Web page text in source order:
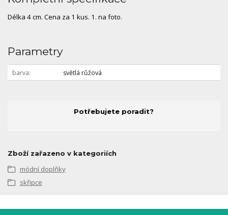
Délka 4 cm. Cena za 1 kus. 1. na foto.
Parametry
barva světlá růžová
Potřebujete poradit?
Zboží zařazeno v kategoriích
módní doplňky
skřipce